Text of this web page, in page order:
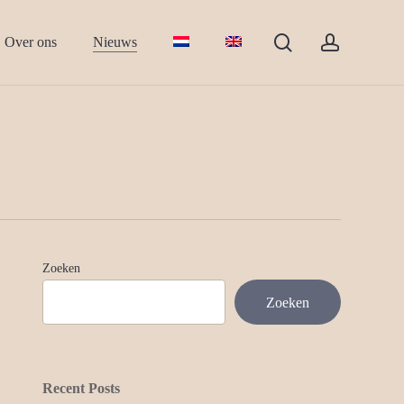
Over ons Nieuws searchaccount
Zoeken
Zoeken
Recent Posts